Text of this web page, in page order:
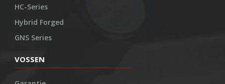
HC-Series
Hybrid Forged
GNS Series
VOSSEN